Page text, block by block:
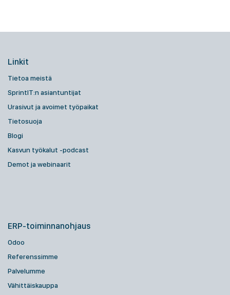
Linkit
Tietoa meistä
SprintIT:n asiantuntijat
Urasivut ja avoimet työpaikat
Tietosuoja
Blogi
Kasvun työkalut -podcast
Demot ja webinaarit
ERP-toiminnanohjaus
Odoo
Referenssimme
Palvelumme
Vähittäiskauppa